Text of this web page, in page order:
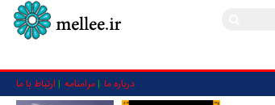
درباره ما مرامنامه ارتباط با ما